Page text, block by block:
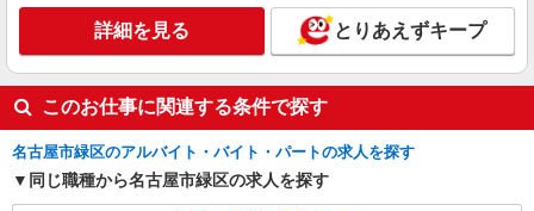
時給1500円〜2125円 ＜日払い有/週払い有/交
通費全支給(ガソリン代含む)＞
名古屋市緑区内｜最寄駅：鳴海駅 ほか
派遣社員
株式会社kotrio /●NG-H-2030025
詳細を見る とりあえずキープ
このお仕事に関連する条件で探す
名古屋市緑区のアルバイト・バイト・パートの求人を探す
同じ職種から名古屋市緑区の求人を探す